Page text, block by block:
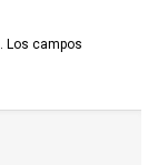
Los campos